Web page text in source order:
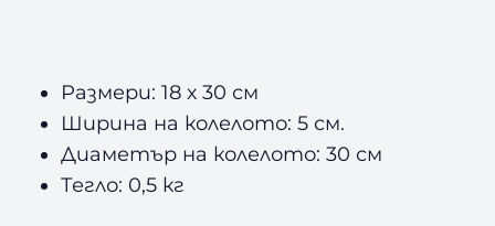
Размери: 18 х 30 см
Ширина на колелото: 5 см.
Диаметър на колелото: 30 см
Тегло: 0,5 кг